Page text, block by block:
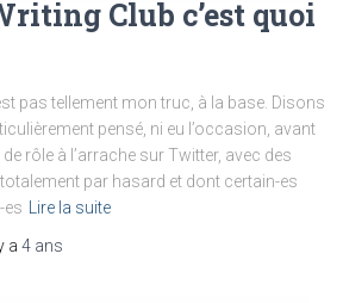
Club c’est quoi
pas tellement mon truc, à la base. Disons
pensé, ni eu l’occasion, avant
de rôle à l’arrache sur Twitter, avec des
par hasard et dont certain-es
es
Lire la suite
a 4 ans